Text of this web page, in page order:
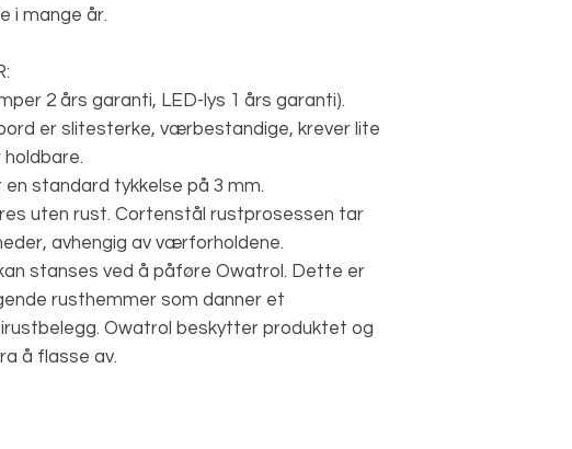
i mange år.
2 års garanti, LED-lys 1 års garanti).
er slitesterke, værbestandige, krever lite
holdbare.
standard tykkelse på 3 mm.
uten rust. Cortenstål rustprosessen tar
avhengig av værforholdene.
stanses ved å påføre Owatrol. Dette er
rusthemmer som danner et
Owatrol beskytter produktet og
å flasse av.